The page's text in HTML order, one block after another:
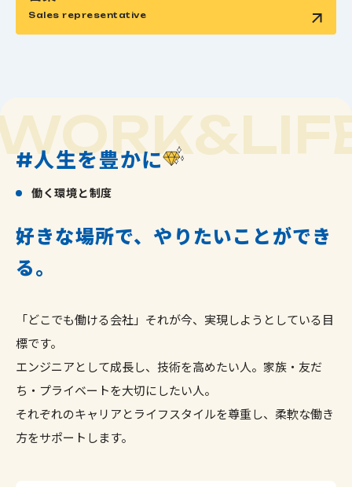
Sales representative
#人生を豊かに
働く環境と制度
好きな場所で、やりたいことができ
る。
「どこでも働ける会社」それが今、実現しようとしている目
標です。
エンジニアとして成長し、技術を高めたい人。家族・友だ
ち・プライベートを大切にしたい人。
それぞれのキャリアとライフスタイルを尊重し、柔軟な働き
方をサポートします。